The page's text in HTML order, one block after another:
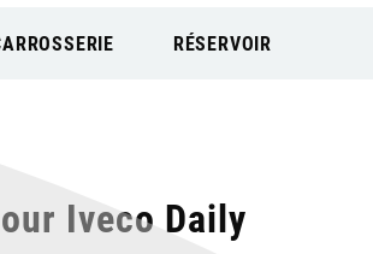
RÉSERVOIR
Iveco Daily